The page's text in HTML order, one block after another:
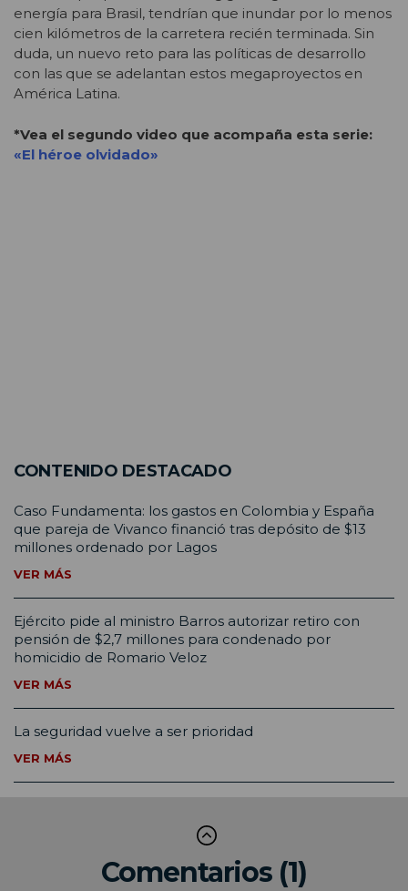
energía para Brasil, tendrían que inundar por lo menos
cien kilómetros de la carretera recién terminada. Sin
duda, un nuevo reto para las políticas de desarrollo
con las que se adelantan estos megaproyectos en
América Latina.
*Vea el segundo video que acompaña esta serie:
«El héroe olvidado»
CONTENIDO DESTACADO
Caso Fundamenta: los gastos en Colombia y España
que pareja de Vivanco financió tras depósito de $13
millones ordenado por Lagos
VER MÁS
Ejército pide al ministro Barros autorizar retiro con
pensión de $2,7 millones para condenado por
homicidio de Romario Veloz
VER MÁS
La seguridad vuelve a ser prioridad
VER MÁS
Comentarios (1)